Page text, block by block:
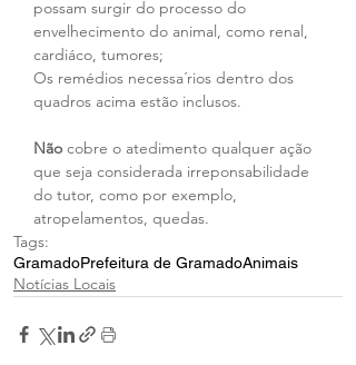
possam surgir do processo do
envelhecimento do animal, como renal,
cardiáco, tumores;
Os remédios necessa´rios dentro dos
quadros acima estão inclusos.
Não cobre o atedimento qualquer ação
que seja considerada irreponsabilidade
do tutor, como por exemplo,
atropelamentos, quedas.
Tags:
GramadoPrefeitura de GramadoAnimais
Notícias Locais